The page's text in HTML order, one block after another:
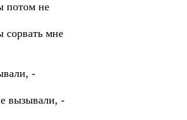
потом не
сорвать мне
-
вызывали, -